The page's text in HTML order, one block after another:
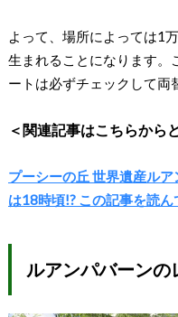
よって、場所によっては1
生まれることになります。
ートは必ずチェックして両
＜関連記事はこちらから
プーシーの丘 世界遺産ル
は18時頃!? この記事を読ん
ルアンパバーン